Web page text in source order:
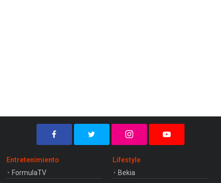
Entretenimiento
FormulaTV
Lifestyle
Bekia